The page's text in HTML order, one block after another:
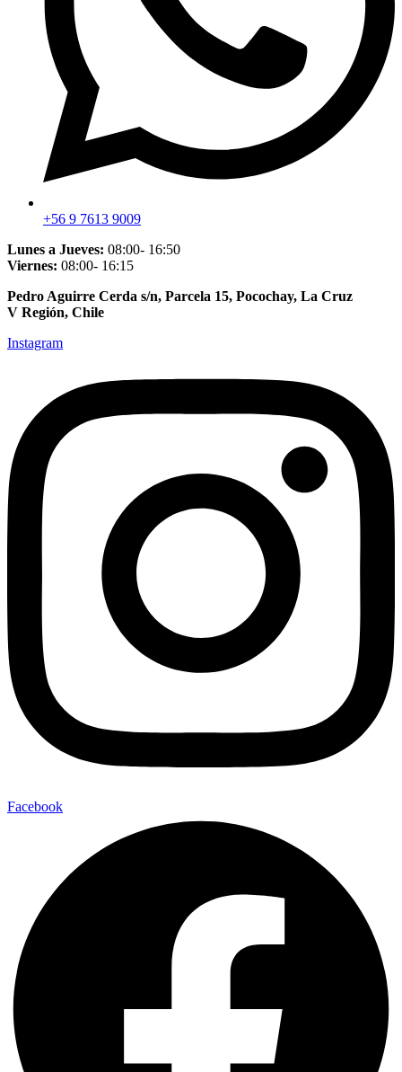
+56 9 7613 9009
Lunes a Jueves: 08:00- 16:50
Viernes: 08:00- 16:15
Pedro Aguirre Cerda s/n, Parcela 15, Pocochay, La Cruz
V Región, Chile
Instagram
Facebook